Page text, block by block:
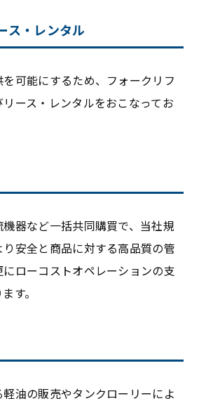
ス・レンタル
可能にするため、フォークリフ
リース・レンタルをおこなってお
器など一括共同購買で、当社規
安全と商品に対する高品質の管
ローコストオペレーションの支
す。
油の販売やタンクローリーによ